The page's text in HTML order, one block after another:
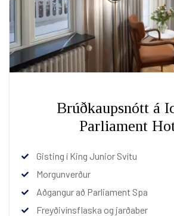
Brúðkaupsnótt á
Parliament
Gisting í King Junior Svítu
Morgunverður
Aðgangur að Parliament Spa
Freyðivínsflaska og jarðaber